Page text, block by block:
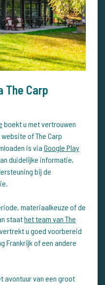
The Carp
boekt u met vertrouwen
of The Carp
is via Google Play
duidelijke informatie,
bij de
materiaalkeuze of de
staathet team van The
u goed voorbereid
Frankrijk of een andere
avontuur van een groot